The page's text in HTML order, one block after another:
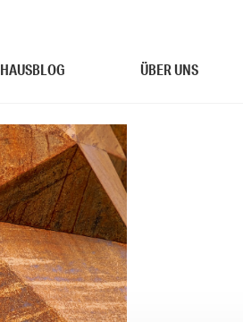
HAUSBLOG ÜBER UNS